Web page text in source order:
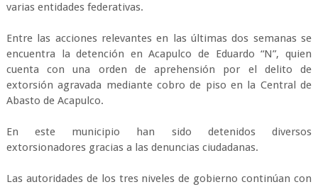
varias entidades federativas.
Entre las acciones relevantes en las últimas dos semanas se
encuentra la detención en Acapulco de Eduardo “N”, quien
cuenta con una orden de aprehensión por el delito de
extorsión agravada mediante cobro de piso en la Central de
Abasto de Acapulco.
En este municipio han sido detenidos diversos
extorsionadores gracias a las denuncias ciudadanas.
Las autoridades de los tres niveles de gobierno continúan con